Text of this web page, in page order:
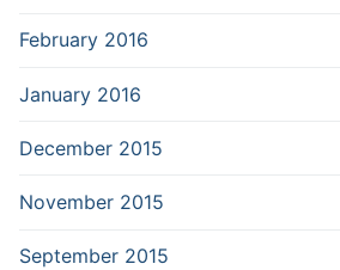
February 2016
January 2016
December 2015
November 2015
September 2015